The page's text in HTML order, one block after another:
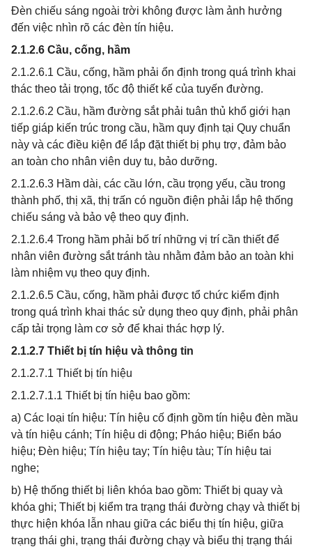
Đèn chiếu sáng ngoài trời không được làm ảnh hưởng
đến việc nhìn rõ các đèn tín hiệu.
2.1.2.6 Cầu, cống, hầm
2.1.2.6.1 Cầu, cống, hầm phải ổn định trong quá trình khai
thác theo tải trọng, tốc độ thiết kế của tuyến đường.
2.1.2.6.2 Cầu, hầm đường sắt phải tuân thủ khổ giới hạn
tiếp giáp kiến trúc trong cầu, hầm quy định tại Quy chuẩn
này và các điều kiện để lắp đặt thiết bị phụ trợ, đảm bảo
an toàn cho nhân viên duy tu, bảo dưỡng.
2.1.2.6.3 Hầm dài, các cầu lớn, cầu trọng yếu, cầu trong
thành phố, thị xã, thị trấn có nguồn điện phải lắp hệ thống
chiếu sáng và bảo vệ theo quy định.
2.1.2.6.4 Trong hầm phải bố trí những vị trí cần thiết để
nhân viên đường sắt tránh tàu nhằm đảm bảo an toàn khi
làm nhiệm vụ theo quy định.
2.1.2.6.5 Cầu, cống, hầm phải được tổ chức kiểm định
trong quá trình khai thác sử dụng theo quy định, phải phân
cấp tải trọng làm cơ sở để khai thác hợp lý.
2.1.2.7 Thiết bị tín hiệu và thông tin
2.1.2.7.1 Thiết bị tín hiệu
2.1.2.7.1.1 Thiết bị tín hiệu bao gồm:
a) Các loại tín hiệu: Tín hiệu cố định gồm tín hiệu đèn mầu
và tín hiệu cánh; Tín hiệu di động; Pháo hiệu; Biển báo
hiệu; Đèn hiệu; Tín hiệu tay; Tín hiệu tàu; Tín hiệu tai
nghe;
b) Hệ thống thiết bị liên khóa bao gồm: Thiết bị quay và
khóa ghi; Thiết bị kiểm tra trạng thái đường chạy và thiết bị
thực hiện khóa lẫn nhau giữa các biểu thị tín hiệu, giữa
trạng thái ghi, trạng thái đường chạy và biểu thị trạng thái